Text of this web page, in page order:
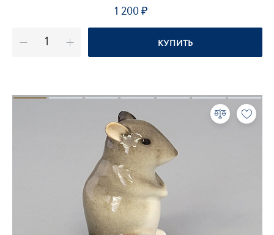
1 200₽
КУПИТЬ